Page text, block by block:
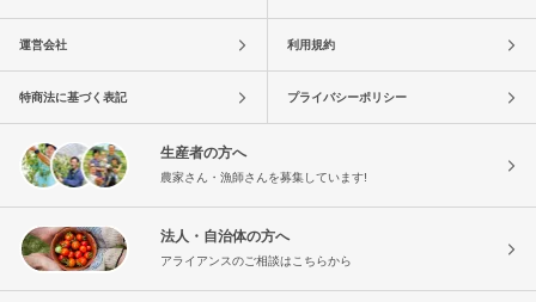
運営会社 利用規約
特商法に基づく表記 プライバシーポリシー
生産者の方へ
農家さん・漁師さんを募集しています!
法人・自治体の方へ
アライアンスのご相談はこちらから